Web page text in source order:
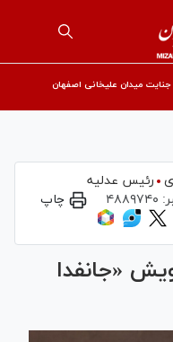
میدان علیخانی اصفهان
رئیس عدلیه
۴۸۸۹۷۴۰ چاپ
«جانفدا